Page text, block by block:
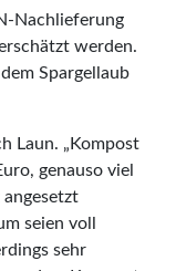
Nachlieferung
werden.
Spargellaub
Laun. „Kompost
genauso viel
seien voll
sehr